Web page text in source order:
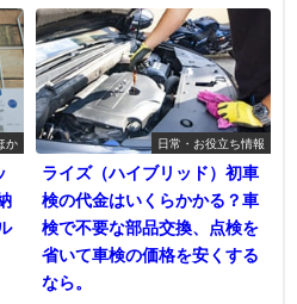
か 日常・お役立ち情報
ライズ（ハイブリッド）初車
検の代金はいくらかかる？車
検で不要な部品交換、点検を
省いて車検の価格を安くする
なら。